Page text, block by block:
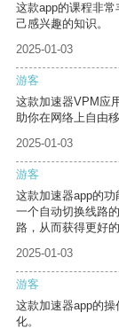
这款app的课程非
己感兴趣的知识。
2025-01-03
游客
这款加速器VPM应
助你在网络上自由移
2025-01-03
游客
这款加速器app的
一个自动切换线路
路，从而获得更好
2025-01-03
游客
这款加速器app的
化。